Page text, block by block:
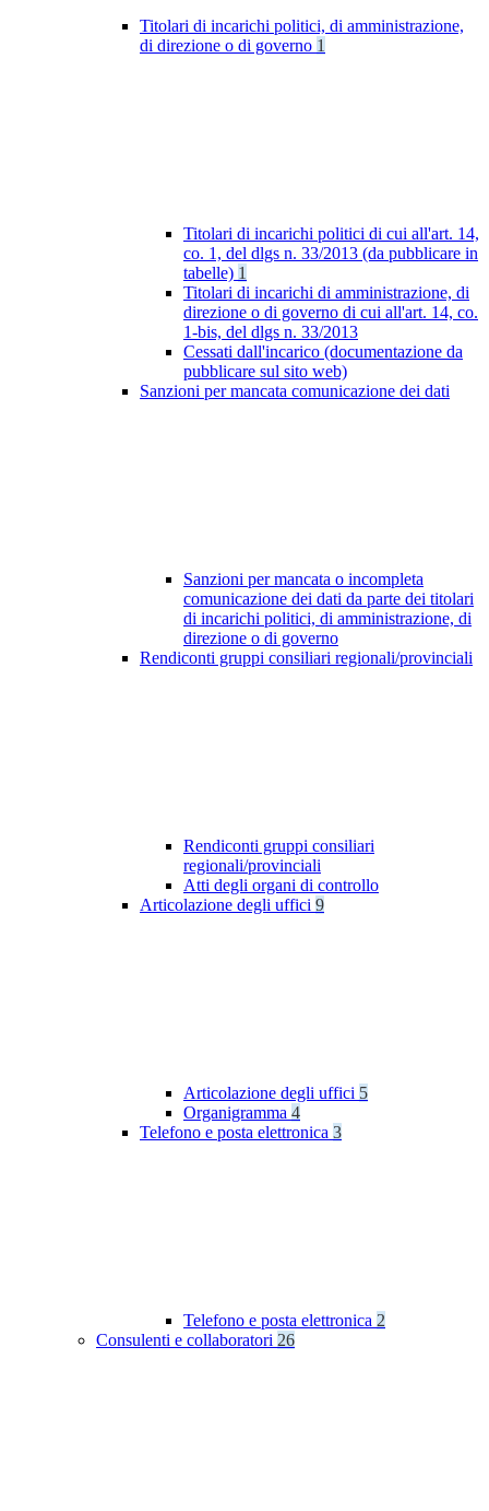
Titolari di incarichi politici, di amministrazione,
di direzione o di governo 1
Titolari di incarichi politici di cui all'art. 14,
co. 1, del dlgs n. 33/2013 (da pubblicare in
tabelle) 1
Titolari di incarichi di amministrazione, di
direzione o di governo di cui all'art. 14, co.
1-bis, del dlgs n. 33/2013
Cessati dall'incarico (documentazione da
pubblicare sul sito web)
Sanzioni per mancata comunicazione dei dati
Sanzioni per mancata o incompleta
comunicazione dei dati da parte dei titolari
di incarichi politici, di amministrazione, di
direzione o di governo
Rendiconti gruppi consiliari regionali/provinciali
Rendiconti gruppi consiliari
regionali/provinciali
Atti degli organi di controllo
Articolazione degli uffici 9
Articolazione degli uffici 5
Organigramma 4
Telefono e posta elettronica 3
Telefono e posta elettronica 2
Consulenti e collaboratori 26